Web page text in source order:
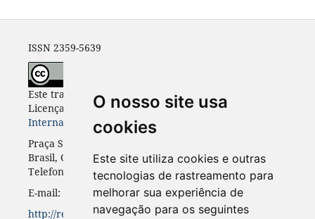
O nosso site usa
cookies
Este site utiliza cookies e outras
tecnologias de rastreamento para
melhorar sua experiência de
navegação para os seguintes
ISSN 2359-5639
Este trabalho está licenciado com uma
Licença
Creative Commons - Atribuição 4.0
Internacional
.
Praça Santos Andrade, n. 50, 3º andar, Curitiba-PR,
Brasil, CEP 80.020-300
Telefone: +55 41 3352-0716
E-mail: rinc.ufpr@gmail.com
http://revistas.ufpr.br/rinc